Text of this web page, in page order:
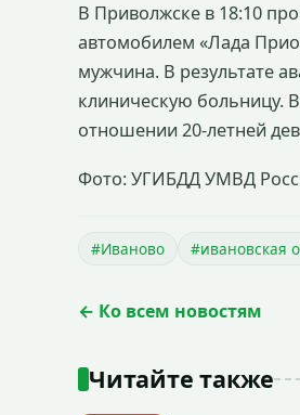
В Приволжске в 18:10
автомобилем «Лада
мужчина. В результате
клиническую больницу.
отношении 20-летней
Фото: УГИБДД УМВД
#Иваново #ивановская
← Ко всем новостям
Читайте также